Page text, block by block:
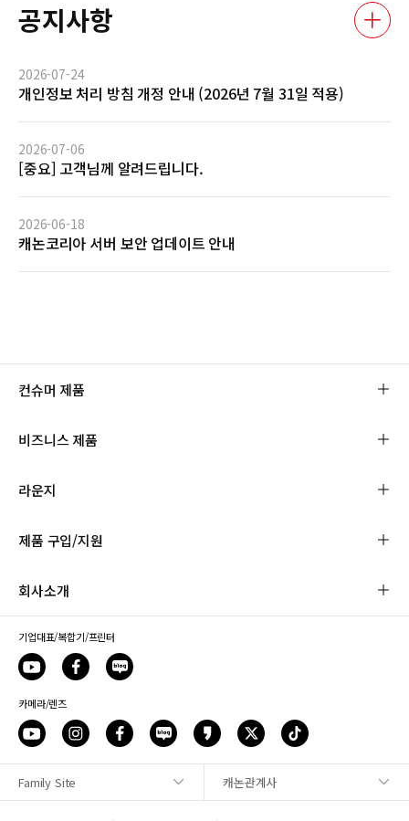
공지사항
2026-07-24
개인정보 처리 방침 개정 안내 (2026년 7월 31일 적용)
2026-07-06
[중요] 고객님께 알려드립니다.
2026-06-18
캐논코리아 서버 보안 업데이트 안내
사이트맵
컨슈머 제품
비즈니스 제품
라운지
제품 구입/지원
회사소개
기업대표/복합기/프린터
카메라/렌즈
Family Site 캐논관계사